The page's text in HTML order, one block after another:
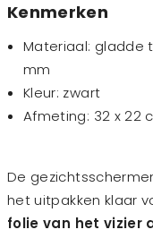
Kenmerken
Materiaal: gladde
mm
Kleur: zwart
Afmeting: 32 x 22
De
het uitpakken klaar
folie van het vizier